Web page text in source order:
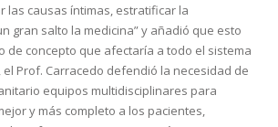
las causas íntimas, estratificar la
gran salto la medicina” y añadió que esto
de concepto que afectaría a todo el sistema
el Prof. Carracedo defendió la necesidad de
equipos multidisciplinares para
y más completo a los pacientes,